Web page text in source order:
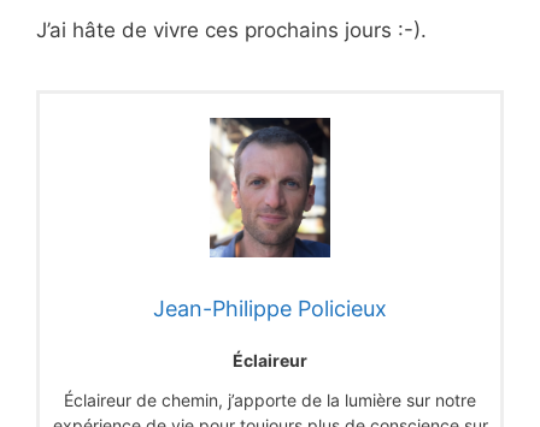
J’ai hâte de vivre ces prochains jours :-).
Jean-Philippe Policieux
Éclaireur
Éclaireur de chemin, j’apporte de la lumière sur notre